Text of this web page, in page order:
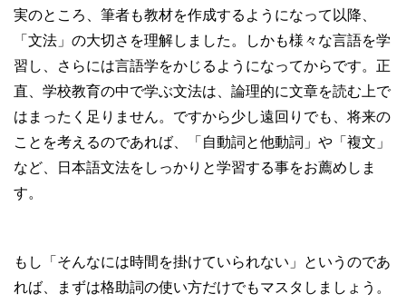
実のところ、筆者も教材を作成するようになって以降、
「文法」の大切さを理解しました。しかも様々な言語を学
習し、さらには言語学をかじるようになってからです。正
直、学校教育の中で学ぶ文法は、論理的に文章を読む上で
はまったく足りません。ですから少し遠回りでも、将来の
ことを考えるのであれば、「自動詞と他動詞」や「複文」
など、日本語文法をしっかりと学習する事をお薦めしま
す。
もし「そんなには時間を掛けていられない」というのであ
れば、まずは格助詞の使い方だけでもマスタしましょう。